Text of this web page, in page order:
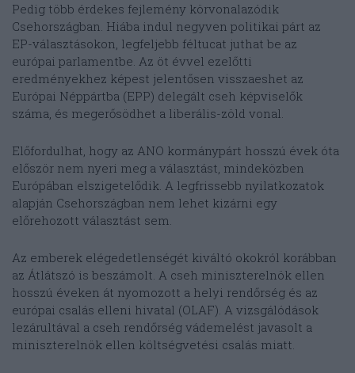
Pedig több érdekes fejlemény körvonalazódik
Csehországban. Hiába indul negyven politikai párt az
EP-választásokon, legfeljebb féltucat juthat be az
európai parlamentbe. Az öt évvel ezelőtti
eredményekhez képest jelentősen visszaeshet az
Európai Néppártba (EPP) delegált cseh képviselők
száma, és megerősödhet a liberális-zöld vonal.
Előfordulhat, hogy az ANO kormánypárt hosszú évek óta
először nem nyeri meg a választást, mindeközben
Európában elszigetelődik. A legfrissebb nyilatkozatok
alapján Csehországban nem lehet kizárni egy
előrehozott választást sem.
Az emberek elégedetlenségét kiváltó okokról korábban
az Átlátszó is beszámolt. A cseh miniszterelnök ellen
hosszú éveken át nyomozott a helyi rendőrség és az
európai csalás elleni hivatal (OLAF). A vizsgálódások
lezárultával a cseh rendőrség vádemelést javasolt a
miniszterelnök ellen költségvetési csalás miatt.